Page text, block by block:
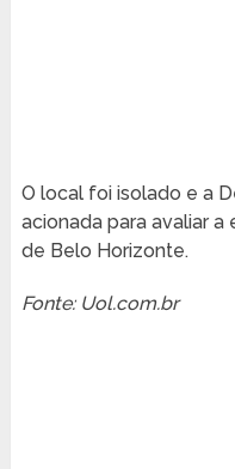
O local foi isolado e a
acionada para avaliar
de Belo Horizonte.
Fonte: Uol.com.br